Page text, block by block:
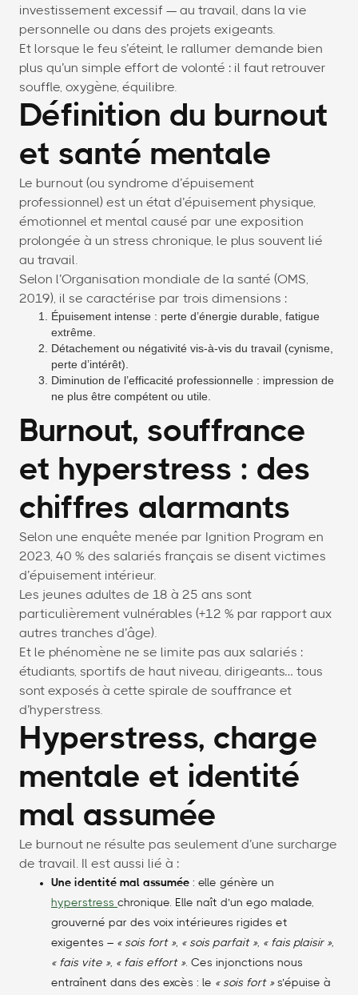
investissement excessif — au travail, dans la vie
personnelle ou dans des projets exigeants.
Et lorsque le feu s’éteint, le rallumer demande bien
plus qu’un simple effort de volonté : il faut retrouver
souffle, oxygène, équilibre.
Définition du burnout
et santé mentale
Le burnout (ou syndrome d’épuisement
professionnel) est un état d’épuisement physique,
émotionnel et mental causé par une exposition
prolongée à un stress chronique, le plus souvent lié
au travail.
Selon l’Organisation mondiale de la santé (OMS,
2019), il se caractérise par trois dimensions :
Épuisement intense : perte d’énergie durable, fatigue
extrême.
Détachement ou négativité vis-à-vis du travail (cynisme,
perte d’intérêt).
Diminution de l’efficacité professionnelle : impression de
ne plus être compétent ou utile.
Burnout, souffrance
et hyperstress : des
chiffres alarmants
Selon une enquête menée par Ignition Program en
2023, 40 % des salariés français se disent victimes
d’épuisement intérieur.
Les jeunes adultes de 18 à 25 ans sont
particulièrement vulnérables (+12 % par rapport aux
autres tranches d’âge).
Et le phénomène ne se limite pas aux salariés :
étudiants, sportifs de haut niveau, dirigeants… tous
sont exposés à cette spirale de souffrance et
d’hyperstress.
Hyperstress, charge
mentale et identité
mal assumée
Le burnout ne résulte pas seulement d’une surcharge
de travail. Il est aussi lié à :
Une identité mal assumée : elle génère un
hyperstress chronique. Elle naît d’un ego malade,
grouverné par des voix intérieures rigides et
exigentes – « sois fort », « sois parfait », « fais plaisir »,
« fais vite », « fais effort ». Ces injonctions nous
entraînent dans des excès : le « sois fort » s’épuise à